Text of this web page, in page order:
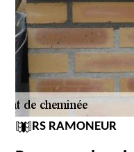
RS RAMONEUR